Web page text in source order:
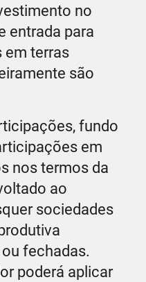
no
entrada para
em terras
são
fundo
em
nos termos da
ao
sociedades
fechadas.
poderá aplicar